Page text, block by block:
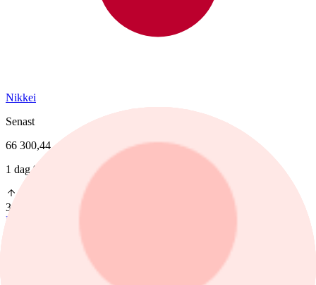
Nikkei
Senast
66 300,44
1 dag %
3,66%
Köp